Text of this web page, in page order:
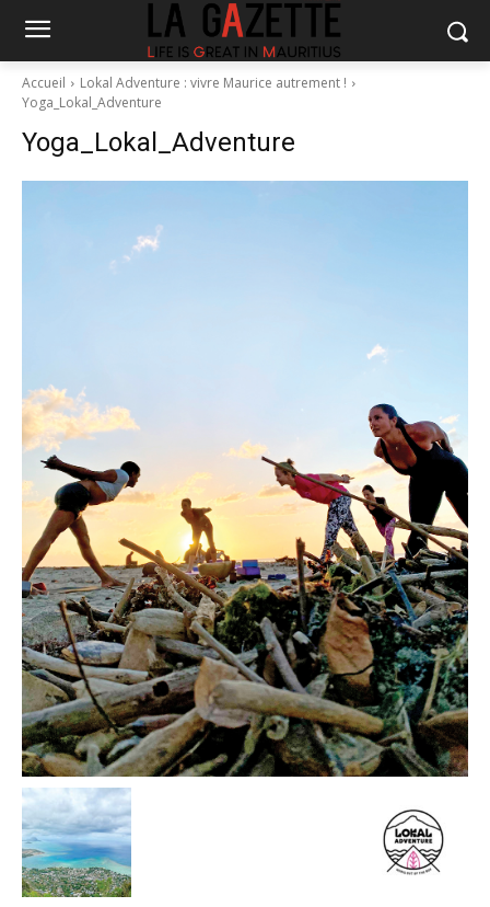
Accueil
Lokal Adventure : vivre Maurice autrement !
Yoga_Lokal_Adventure
Yoga_Lokal_Adventure